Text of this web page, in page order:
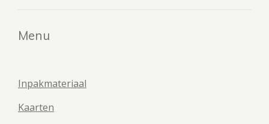
Menu
Inpakmateriaal
Kaarten